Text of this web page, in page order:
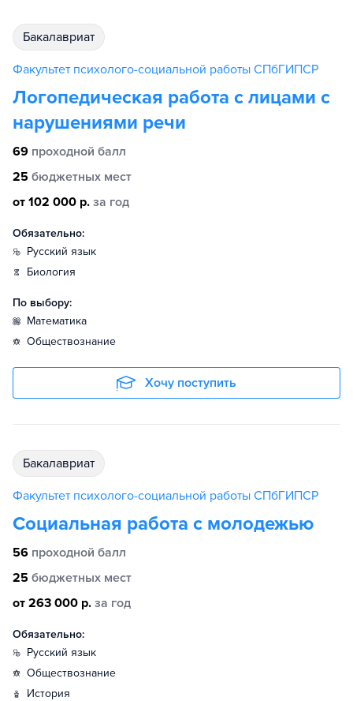
бакалавриат
Факультет психолого-социальной работы СПбГИПСР
Логопедическая работа с лицами с
нарушениями речи
69 проходной балл
25 бюджетных мест
от 102 000 р. за год
Обязательно:
русский язык
биология
По выбору:
математика
обществознание
Хочу поступить
бакалавриат
Факультет психолого-социальной работы СПбГИПСР
Социальная работа с молодежью
56 проходной балл
25 бюджетных мест
от 263 000 р. за год
Обязательно:
русский язык
обществознание
история